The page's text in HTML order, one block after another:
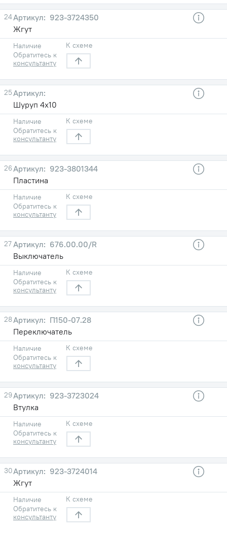
24
923-3724350
Жгут
Наличие
Обратитесь к
консультанту
К схеме
25
Шуруп 4х10
Наличие
Обратитесь к
консультанту
К схеме
26
923-3801344
Пластина
Наличие
Обратитесь к
консультанту
К схеме
27
676.00.00/R
Выключатель
Наличие
Обратитесь к
консультанту
К схеме
28
П150-07.28
Переключатель
Наличие
Обратитесь к
консультанту
К схеме
29
923-3723024
Втулка
Наличие
Обратитесь к
консультанту
К схеме
30
923-3724014
Жгут
Наличие
Обратитесь к
консультанту
К схеме